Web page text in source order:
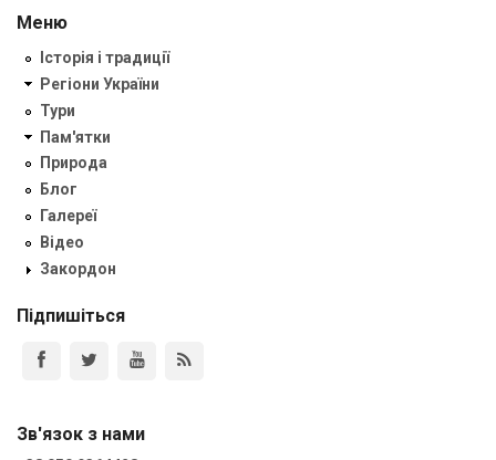
Меню
Історія і традиції
Регіони України
Тури
Пам'ятки
Природа
Блог
Галереї
Відео
Закордон
Підпишіться
Зв'язок з нами